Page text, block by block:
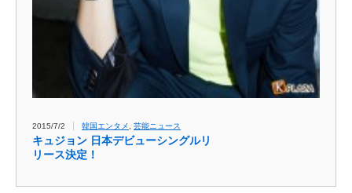
2015/7/2 韓国エンタメ 芸能ニュース
キュジョン 日本デビューシングルリ
リース決定！